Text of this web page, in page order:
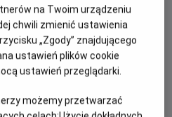
jest to propozycja nie do
wymusza na aktorze jej
gwiazdę, bohater liczy na to,
filmu. Szybko jednak
na Twoim urządzeniu
chwili zmienić ustawienia
„Zgody” znajdującego
ustawień plików cookie
ustawień przeglądarki.
możemy przetwarzać